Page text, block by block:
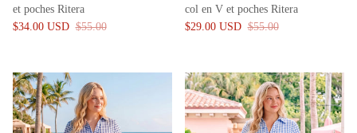
et poches Ritera
$34.00 USD $55.00
col en V et poches Ritera
$29.00 USD $55.00